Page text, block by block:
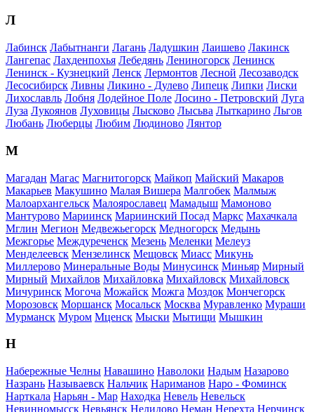
Л
Лабинск Лабытнанги Лагань Ладушкин Лаишево Лакинск
Лангепас Лахденпохья Лебедянь Лениногорск Ленинск
Ленинск - Кузнецкий Ленск Лермонтов Лесной Лесозаводск
Лесосибирск Ливны Ликино - Дулево Липецк Липки Лиски
Лихославль Лобня Лодейное Поле Лосино - Петровский Луга
Луза Лукоянов Луховицы Лысково Лысьва Лыткарино Льгов
Любань Люберцы Любим Людиново Лянтор
М
Магадан Магас Магнитогорск Майкоп Майский Макаров
Макарьев Макушино Малая Вишера Малгобек Малмыж
Малоархангельск Малоярославец Мамадыш Мамоново
Мантурово Мариинск Мариинский Посад Маркс Махачкала
Мглин Мегион Медвежьегорск Медногорск Медынь
Межгорье Междуреченск Мезень Меленки Мелеуз
Менделеевск Мензелинск Мещовск Миасс Микунь
Миллерово Минеральные Воды Минусинск Миньяр Мирный
Мирный Михайлов Михайловка Михайловск Михайловск
Мичуринск Могоча Можайск Можга Моздок Мончегорск
Морозовск Моршанск Мосальск Москва Муравленко Мураши
Мурманск Муром Мценск Мыски Мытищи Мышкин
Н
Набережные Челны Навашино Наволоки Надым Назарово
Назрань Называевск Нальчик Нариманов Наро - Фоминск
Нарткала Нарьян - Мар Находка Невель Невельск
Невинномысск Невьянск Нелидово Неман Нерехта Нерчинск